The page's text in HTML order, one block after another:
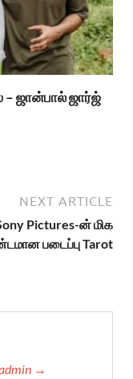
ஜான்பால் ஜார்ஜ்
NEXT ARTICLE
Pictures-ன் மிக
படைப்பு Tarot
→